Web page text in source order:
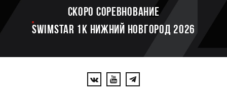
Скоро соревнование
SWIMSTAR 1K НИЖНИЙ НОВГОРОД 2026